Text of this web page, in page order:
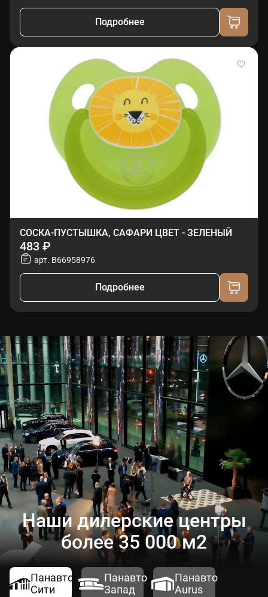
Подробнее
СОСКА-ПУСТЫШКА, САФАРИ ЦВЕТ - ЗЕЛЕНЫЙ
483 ₽
арт. B66958976
Подробнее
Наши дилерские центры
более 35 000 м2
Панавто
Сити
Панавто
Запад
Панавто
Aurus